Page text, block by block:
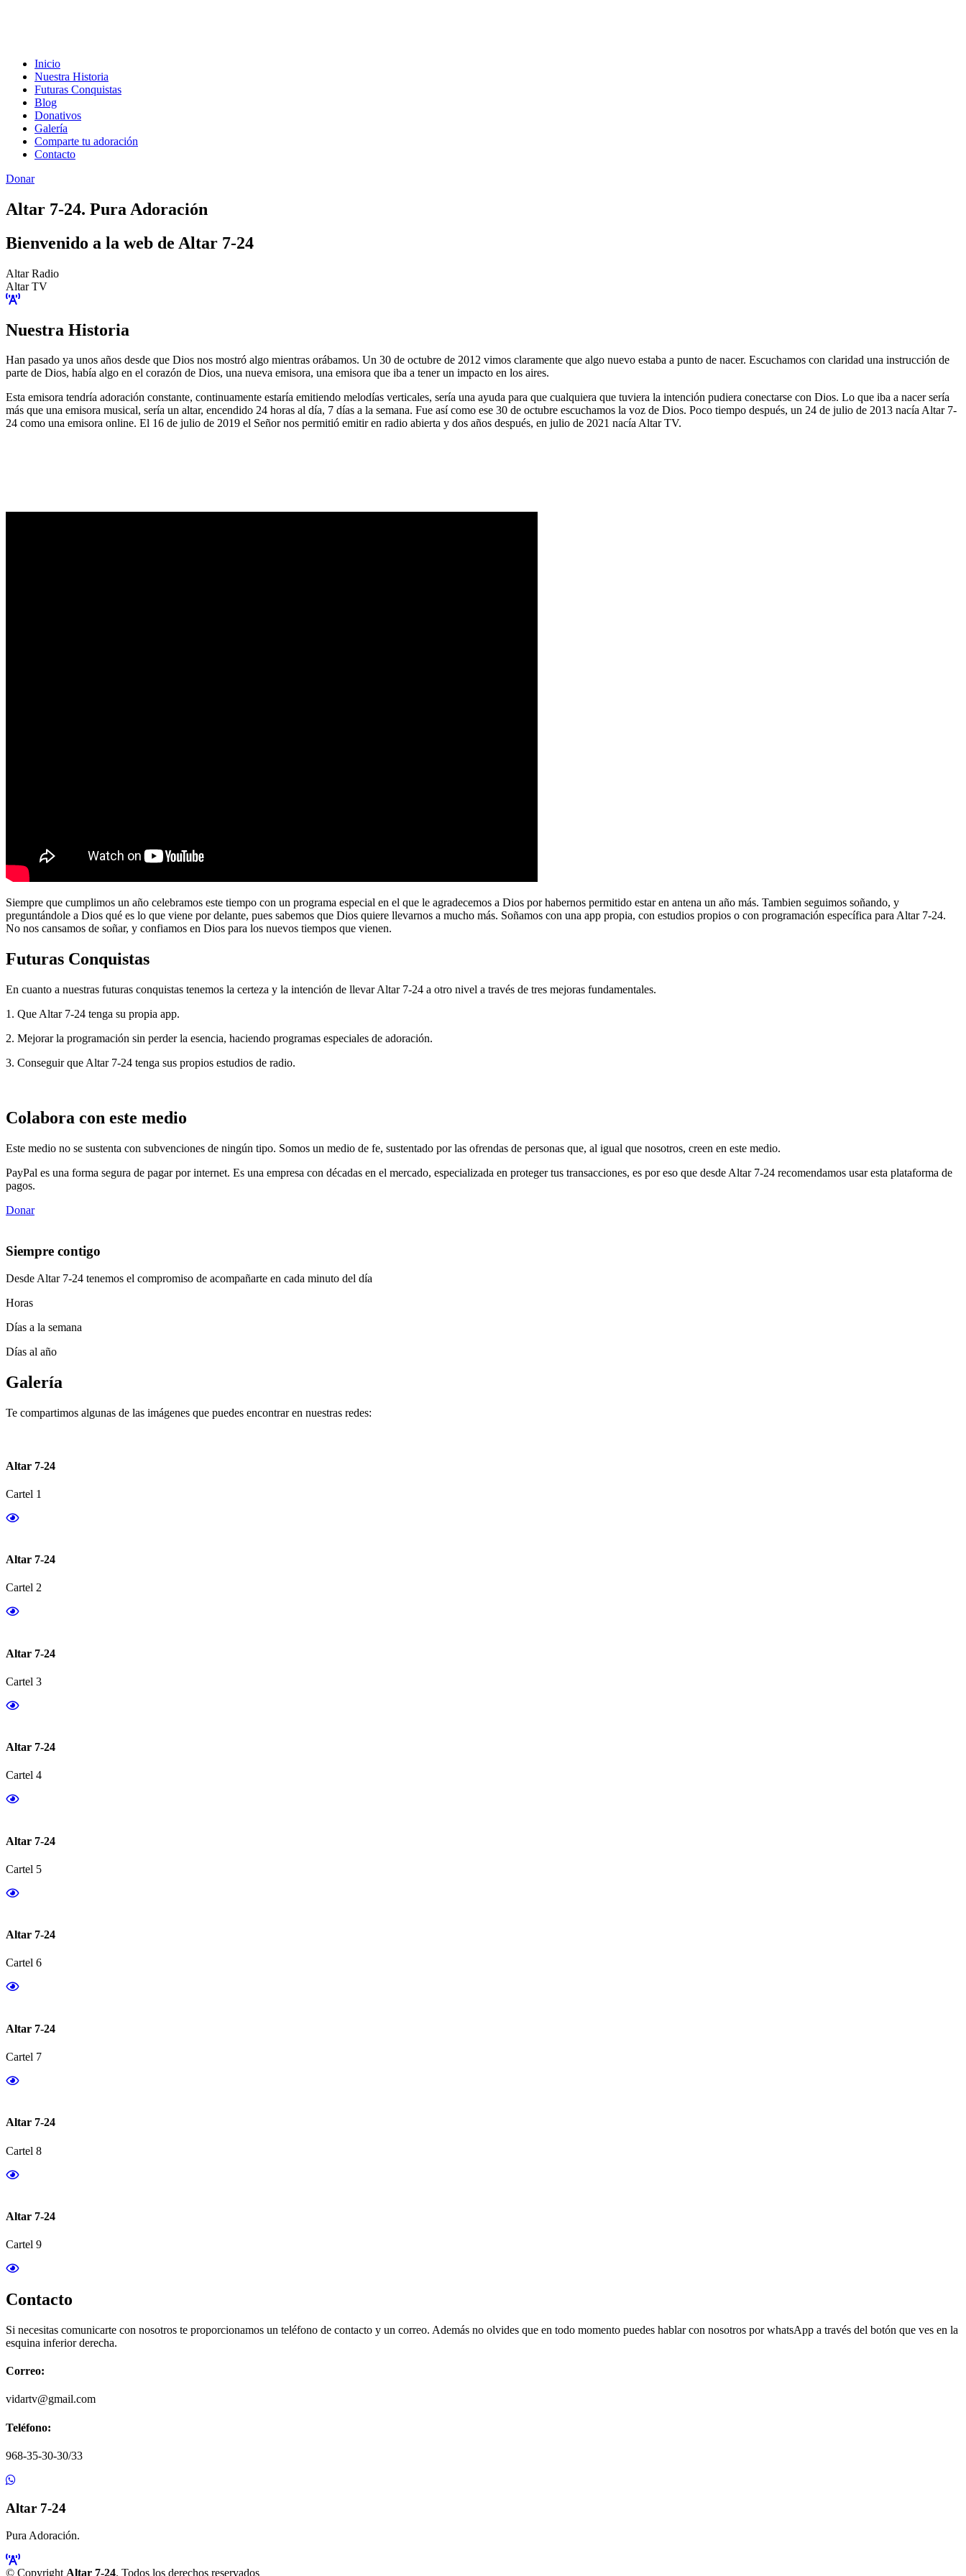
Inicio
Nuestra Historia
Futuras Conquistas
Blog
Donativos
Galería
Comparte tu adoración
Contacto
Donar
Altar 7-24. Pura Adoración
Bienvenido a la web de Altar 7-24
Altar Radio
Altar TV
Nuestra Historia
Han pasado ya unos años desde que Dios nos mostró algo mientras orábamos. Un 30 de octubre de 2012 vimos claramente que algo nuevo estaba a punto de nacer. Escuchamos con claridad una instrucción de
parte de Dios, había algo en el corazón de Dios, una nueva emisora, una emisora que iba a tener un impacto en los aires.
Esta emisora tendría adoración constante, continuamente estaría emitiendo melodías verticales, sería una ayuda para que cualquiera que tuviera la intención pudiera conectarse con Dios. Lo que iba a nacer sería
más que una emisora musical, sería un altar, encendido 24 horas al día, 7 días a la semana. Fue así como ese 30 de octubre escuchamos la voz de Dios. Poco tiempo después, un 24 de julio de 2013 nacía Altar 7-
24 como una emisora online. El 16 de julio de 2019 el Señor nos permitió emitir en radio abierta y dos años después, en julio de 2021 nacía Altar TV.
Siempre que cumplimos un año celebramos este tiempo con un programa especial en el que le agradecemos a Dios por habernos permitido estar en antena un año más. Tambien seguimos soñando, y
preguntándole a Dios qué es lo que viene por delante, pues sabemos que Dios quiere llevarnos a mucho más. Soñamos con una app propia, con estudios propios o con programación específica para Altar 7-24.
No nos cansamos de soñar, y confiamos en Dios para los nuevos tiempos que vienen.
Futuras Conquistas
En cuanto a nuestras futuras conquistas tenemos la certeza y la intención de llevar Altar 7-24 a otro nivel a través de tres mejoras fundamentales.
1. Que Altar 7-24 tenga su propia app.
2. Mejorar la programación sin perder la esencia, haciendo programas especiales de adoración.
3. Conseguir que Altar 7-24 tenga sus propios estudios de radio.
Colabora con este medio
Este medio no se sustenta con subvenciones de ningún tipo. Somos un medio de fe, sustentado por las ofrendas de personas que, al igual que nosotros, creen en este medio.
PayPal es una forma segura de pagar por internet. Es una empresa con décadas en el mercado, especializada en proteger tus transacciones, es por eso que desde Altar 7-24 recomendamos usar esta plataforma de
pagos.
Donar
Siempre contigo
Desde Altar 7-24 tenemos el compromiso de acompañarte en cada minuto del día
Horas
Días a la semana
Días al año
Galería
Te compartimos algunas de las imágenes que puedes encontrar en nuestras redes:
Altar 7-24
Cartel 1
Altar 7-24
Cartel 2
Altar 7-24
Cartel 3
Altar 7-24
Cartel 4
Altar 7-24
Cartel 5
Altar 7-24
Cartel 6
Altar 7-24
Cartel 7
Altar 7-24
Cartel 8
Altar 7-24
Cartel 9
Contacto
Si necesitas comunicarte con nosotros te proporcionamos un teléfono de contacto y un correo. Además no olvides que en todo momento puedes hablar con nosotros por whatsApp a través del botón que ves en la
esquina inferior derecha.
Correo:
vidartv@gmail.com
Teléfono:
968-35-30-30/33
Altar 7-24
Pura Adoración.
© Copyright Altar 7-24. Todos los derechos reservados